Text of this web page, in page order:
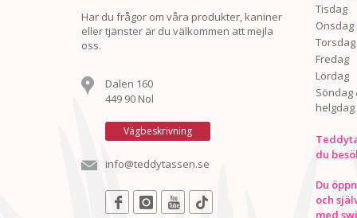
Har du frågor om våra produkter, kaniner
eller tjänster är du välkommen att mejla
oss.
Dalen 160
449 90 Nol
Vägbeskrivning
info@teddytassen.se
Tisdag
Onsdag
Torsdag
Fredag
Lördag
Söndag
helgdag
du
Du
och
med